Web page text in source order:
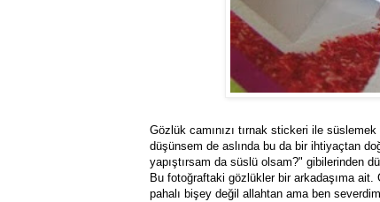
Gözlük camınızı tırnak stickeri ile
düşünsem de aslında bu da bir ihtiyaçtan
yapıştırsam da süslü olsam?" gibilerinden
Bu fotoğraftaki gözlükler bir arkadaşıma ait.
pahalı bişey değil allahtan ama ben